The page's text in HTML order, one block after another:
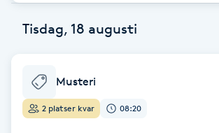
Gua Sha-massage
Hatha Yoga
Headspa
Tisdag, 18 augusti
Musteri
2 platser kvar 08:20